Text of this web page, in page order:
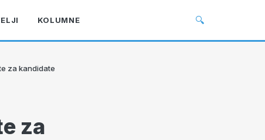
KOLUMNE 🔍
za kandidate
za